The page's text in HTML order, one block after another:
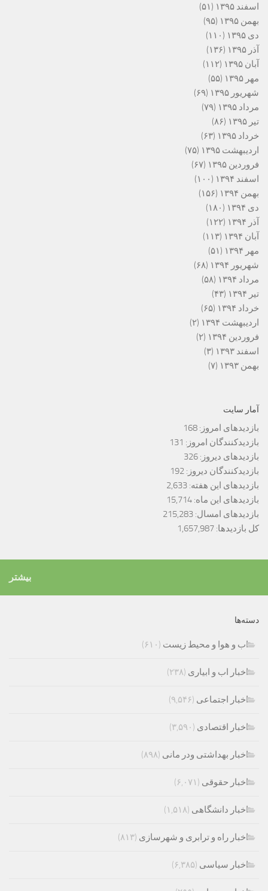
اسفند ۱۳۹۵
(۵۱)
بهمن ۱۳۹۵
(۹۵)
دی ۱۳۹۵
(۱۱۰)
آذر ۱۳۹۵
(۱۳۶)
آبان ۱۳۹۵
(۱۱۲)
مهر ۱۳۹۵
(۵۵)
شهریور ۱۳۹۵
(۶۹)
مرداد ۱۳۹۵
(۷۹)
تیر ۱۳۹۵
(۸۶)
خرداد ۱۳۹۵
(۶۳)
اردیبهشت ۱۳۹۵
(۷۵)
فروردین ۱۳۹۵
(۶۷)
اسفند ۱۳۹۴
(۱۰۰)
بهمن ۱۳۹۴
(۱۵۶)
دی ۱۳۹۴
(۱۸۰)
آذر ۱۳۹۴
(۱۲۲)
آبان ۱۳۹۴
(۱۱۳)
مهر ۱۳۹۴
(۵۱)
شهریور ۱۳۹۴
(۶۸)
مرداد ۱۳۹۴
(۵۸)
تیر ۱۳۹۴
(۴۳)
خرداد ۱۳۹۴
(۶۵)
اردیبهشت ۱۳۹۴
(۲)
فروردین ۱۳۹۴
(۲)
اسفند ۱۳۹۳
(۳)
بهمن ۱۳۹۳
(۷)
آمار سایت
بازدیدهای امروز: 168
بازدیدکنندگان امروز: 131
بازدیدهای دیروز: 326
بازدیدکنندگان دیروز: 192
بازدیدهای این هفته: 2,633
بازدیدهای این ماه: 15,714
بازدیدهای امسال: 215,283
کل بازدیدها: 1,657,987
بیشتر
دسته‌ها
اب و هوا و محیط زیست (۶۱۰)
اخبار اب و ابیاری (۲۳۸)
اخبار اجتماعی (۹,۵۴۶)
اخبار اقتصادی (۳,۵۹۰)
اخبار بهداشتی ودر مانی (۸۹۸)
اخبار حقوقی (۶,۰۷۱)
اخبار دانشگاهی (۱,۵۱۸)
اخبار راه و ترابری و شهرسازی (۸۱۳)
اخبار سیاسی (۶,۳۸۵)